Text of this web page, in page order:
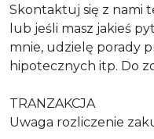
Skontaktuj się z nami
lub jeśli masz jakieś
mnie, udzielę porady
hipotecznych itp. Do
TRANZAKCJA
Uwaga rozliczenie